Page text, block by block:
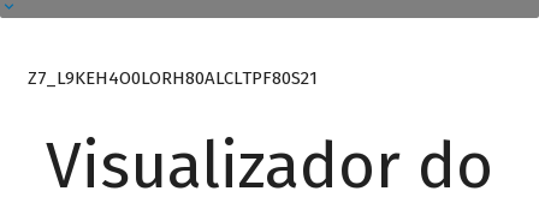
Z7_L9KEH4O0LORH80ALCLTPF80S21
Visualizador do